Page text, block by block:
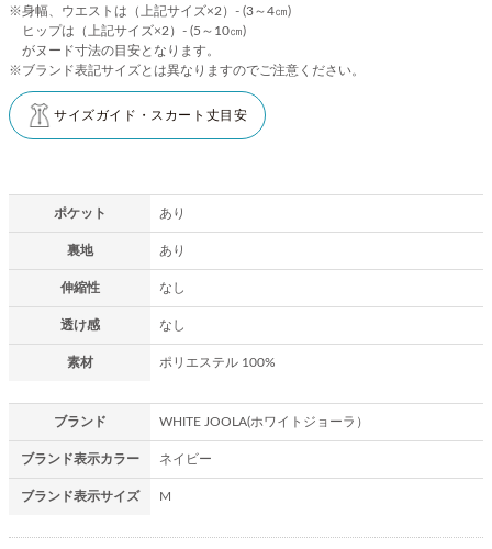
※身幅、ウエストは（上記サイズ×2）- (3～4㎝)
ヒップは（上記サイズ×2）- (5～10㎝)
がヌード寸法の目安となります。
※ブランド表記サイズとは異なりますのでご注意ください。
サイズガイド・スカート丈目安
ポケット あり
裏地 あり
伸縮性 なし
透け感 なし
素材 ポリエステル 100%
ブランド WHITE JOOLA(ホワイトジョーラ）
ブランド表示カラー ネイビー
ブランド表示サイズ M